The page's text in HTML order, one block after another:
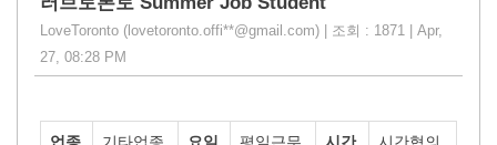
LoveToronto (lovetoronto.offi**@gmail.com) | 조회 : 1871 | Apr,
27, 08:28 PM
업종 기타업종 요일 평일근무 시간 시간협의